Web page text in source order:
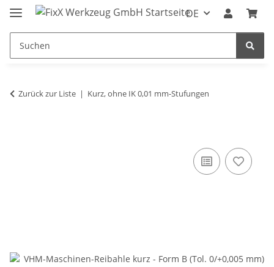
DE
Zurück zur Liste Kurz, ohne IK 0,01 mm-Stufungen